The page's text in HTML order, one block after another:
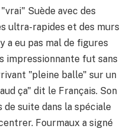
Suède avec des
ultra-rapides et des murs
a eu pas mal de figures
impressionnante fut sans
"pleine balle" sur un
ça" dit le Français. Son
suite dans la spéciale
Fourmaux a signé